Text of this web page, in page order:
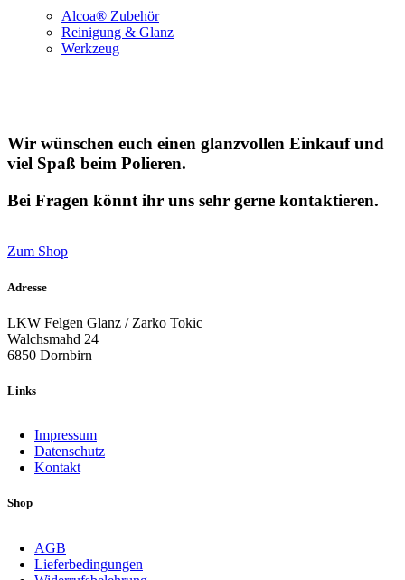
Alcoa® Zubehör
Reinigung & Glanz
Werkzeug
Wir wünschen euch einen glanzvollen Einkauf und
viel Spaß beim Polieren.
Bei Fragen könnt ihr uns sehr gerne kontaktieren.
Zum Shop
Adresse
LKW Felgen Glanz / Zarko Tokic
Walchsmahd 24
6850 Dornbirn
Links
Impressum
Datenschutz
Kontakt
Shop
AGB
Lieferbedingungen